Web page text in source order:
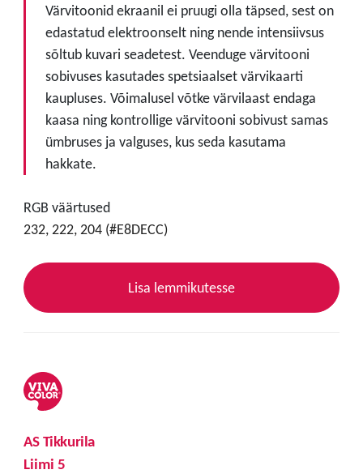
Värvitoonid ekraanil ei pruugi olla täpsed, sest on
edastatud elektroonselt ning nende intensiivsus
sõltub kuvari seadetest. Veenduge värvitooni
sobivuses kasutades spetsiaalset värvikaarti
kaupluses. Võimalusel võtke värvilaast endaga
kaasa ning kontrollige värvitooni sobivust samas
ümbruses ja valguses, kus seda kasutama
hakkate.
RGB väärtused
232, 222, 204 (#E8DECC)
Lisa lemmikutesse
AS Tikkurila
Liimi 5